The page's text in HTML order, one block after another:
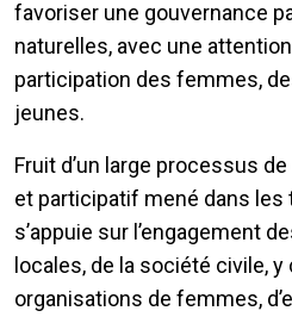
favoriser une gouvernance
naturelles, avec une
participation des femmes,
jeunes.
Fruit d’un large processus
et participatif mené dans les
s’appuie sur l’engagement
locales, de la société civile,
organisations de femmes,